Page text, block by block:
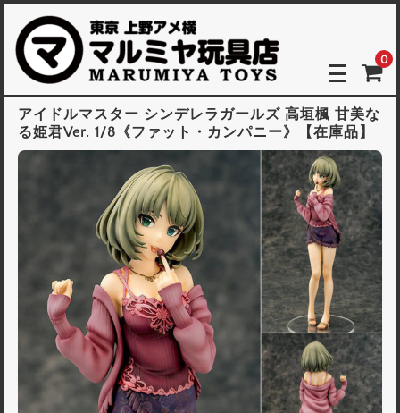
0
アイドルマスター シンデレラガールズ 高垣楓 甘美な
る姫君Ver. 1/8《ファット・カンパニー》【在庫品】